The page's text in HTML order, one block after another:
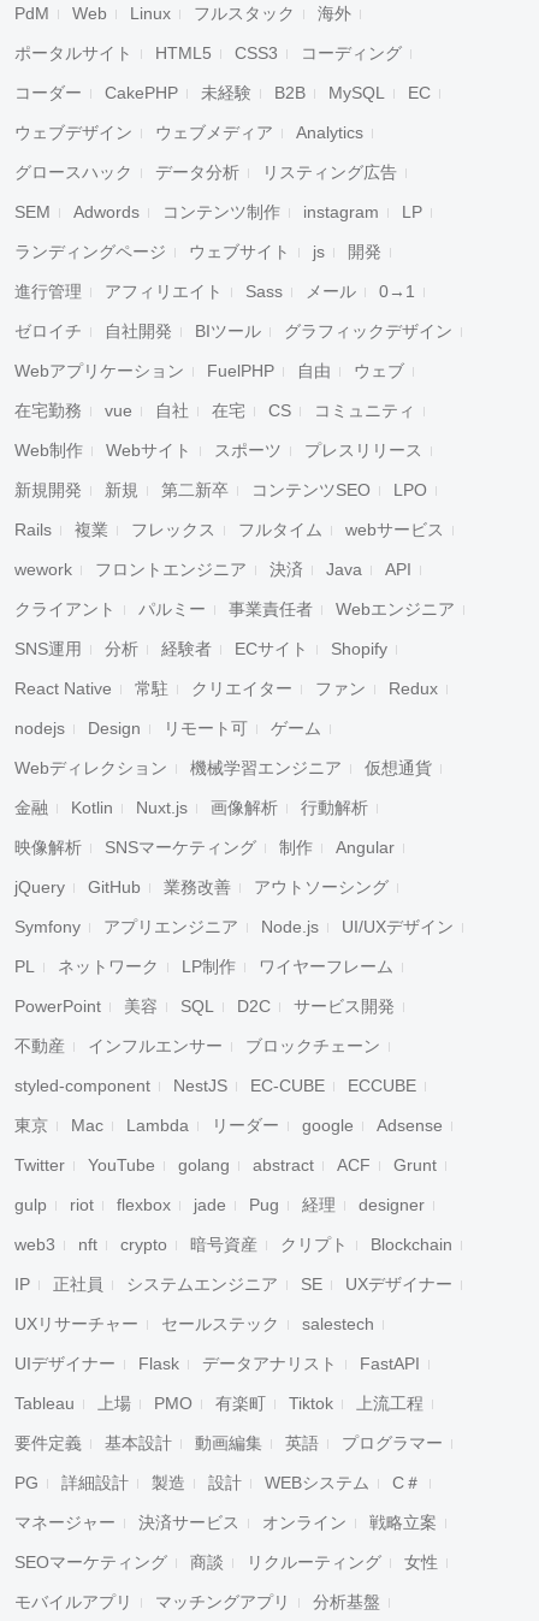
PdM Web Linux フルスタック 海外
ポータルサイト HTML5 CSS3 コーディング
コーダー CakePHP 未経験 B2B MySQL EC
ウェブデザイン ウェブメディア Analytics
グロースハック データ分析 リスティング広告
SEM Adwords コンテンツ制作 instagram LP
ランディングページ ウェブサイト js 開発
進行管理 アフィリエイト Sass メール 0→1
ゼロイチ 自社開発 BIツール グラフィックデザイン
Webアプリケーション FuelPHP 自由 ウェブ
在宅勤務 vue 自社 在宅 CS コミュニティ
Web制作 Webサイト スポーツ プレスリリース
新規開発 新規 第二新卒 コンテンツSEO LPO
Rails 複業 フレックス フルタイム webサービス
wework フロントエンジニア 決済 Java API
クライアント パルミー 事業責任者 Webエンジニア
SNS運用 分析 経験者 ECサイト Shopify
React Native 常駐 クリエイター ファン Redux
nodejs Design リモート可 ゲーム
Webディレクション 機械学習エンジニア 仮想通貨
金融 Kotlin Nuxt.js 画像解析 行動解析
映像解析 SNSマーケティング 制作 Angular
jQuery GitHub 業務改善 アウトソーシング
Symfony アプリエンジニア Node.js UI/UXデザイン
PL ネットワーク LP制作 ワイヤーフレーム
PowerPoint 美容 SQL D2C サービス開発
不動産 インフルエンサー ブロックチェーン
styled-component NestJS EC-CUBE ECCUBE
東京 Mac Lambda リーダー google Adsense
Twitter YouTube golang abstract ACF Grunt
gulp riot flexbox jade Pug 経理 designer
web3 nft crypto 暗号資産 クリプト Blockchain
IP 正社員 システムエンジニア SE UXデザイナー
UXリサーチャー セールステック salestech
UIデザイナー Flask データアナリスト FastAPI
Tableau 上場 PMO 有楽町 Tiktok 上流工程
要件定義 基本設計 動画編集 英語 プログラマー
PG 詳細設計 製造 設計 WEBシステム C＃
マネージャー 決済サービス オンライン 戦略立案
SEOマーケティング 商談 リクルーティング 女性
モバイルアプリ マッチングアプリ 分析基盤